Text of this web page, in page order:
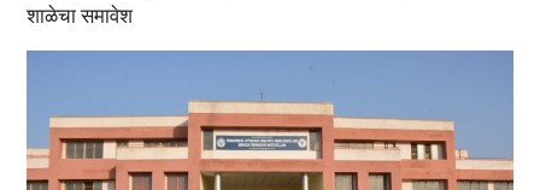
शाळेचा समावेश